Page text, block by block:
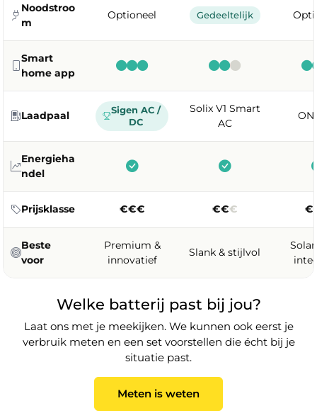
Noodstroo
m
Optioneel Gedeeltelijk
Smart
home app
Laadpaal
Sigen AC /
DC
Solix V1 Smart
AC
Energieha
ndel
Prijsklasse €€€ €€€
Beste
voor
Premium &
innovatief
Slank & stijlvol
Welke batterij past bij jou?
Laat ons met je meekijken. We kunnen ook eerst je
verbruik meten en een set voorstellen die écht bij je
situatie past.
Meten is weten